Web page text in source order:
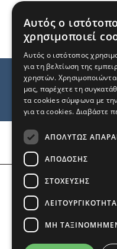
Αριθμός
Αυτός ο
χρησιμοποιεί
Αυτός ο ιστότοπος
για τη βελτίωση της
χρηστών.
μας, παρέχετε τη
τα cookies σύμφωνα με
για τα cookies. Διαβάστε
ΑΠΟΛΎΤΩΣ
ΑΠΌΔΟΣΗΣ
ΣΤΌΧΕΥΣΗΣ
ΜΗ